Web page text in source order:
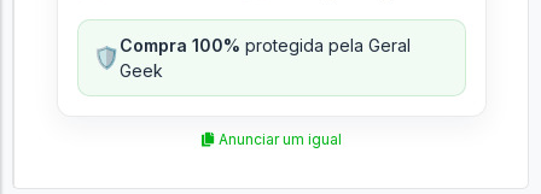
🛡️Compra 100% protegida pela Geral
Geek
Anunciar um igual